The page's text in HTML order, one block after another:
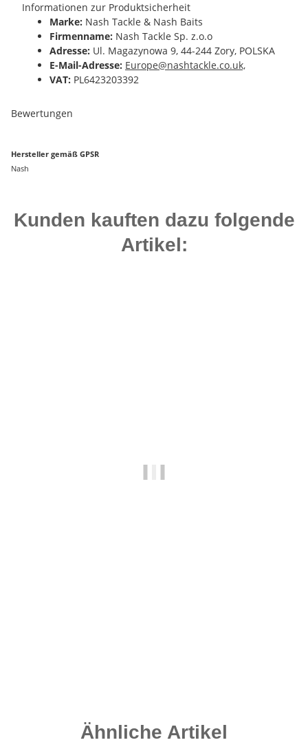
Informationen zur Produktsicherheit
Marke: Nash Tackle & Nash Baits
Firmenname: Nash Tackle Sp. z.o.o
Adresse: Ul. Magazynowa 9, 44-244 Zory, POLSKA
E-Mail-Adresse: Europe@nashtackle.co.uk,
VAT: PL6423203392
Bewertungen
Hersteller gemäß GPSR
Nash
Kunden kauften dazu folgende
Artikel:
Ähnliche Artikel